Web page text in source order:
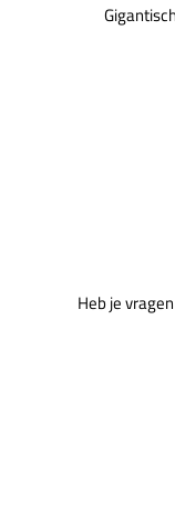
Heb je